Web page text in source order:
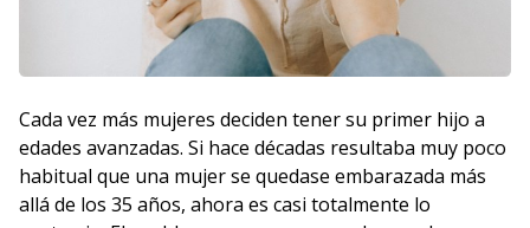
Cada vez más mujeres deciden tener su primer hijo a
edades avanzadas. Si hace décadas resultaba muy poco
habitual que una mujer se quedase embarazada más
allá de los 35 años, ahora es casi totalmente lo